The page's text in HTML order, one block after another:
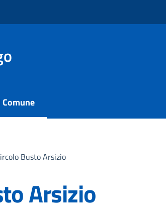
Busto Arsizio
Arsizio